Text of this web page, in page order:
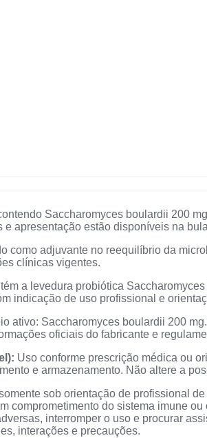
Saccharomyces boulardii 200
apresentação estão disponíveis na
como adjuvante no reequilíbrio da
clínicas vigentes.
a levedura probiótica
indicação de uso profissional e
ativo: Saccharomyces boulardii 200
oficiais do fabricante e
Uso conforme prescrição médica ou
e armazenamento. Não altere a
sob orientação de profissional
comprometimento do sistema imune
interromper o uso e procurar
interações e precauções.